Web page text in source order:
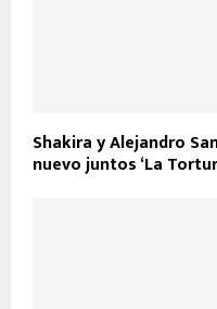
Shakira y Alejandro
nuevo juntos ‘La